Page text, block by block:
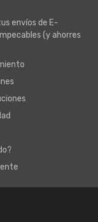
envíos de E-
(y ahorres